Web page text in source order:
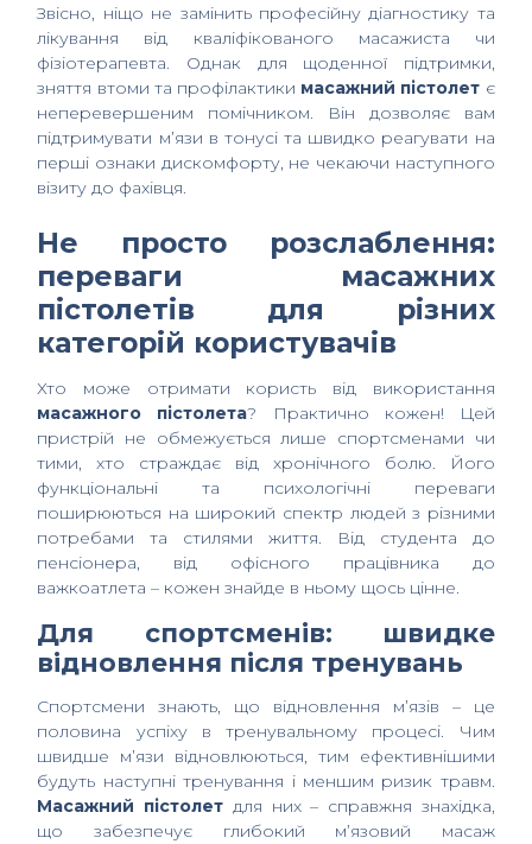
Звісно, ніщо не замінить професійну діагностику та
лікування від кваліфікованого масажиста чи
фізіотерапевта. Однак для щоденної підтримки,
зняття втоми та профілактики масажний пістолет є
неперевершеним помічником. Він дозволяє вам
підтримувати м’язи в тонусі та швидко реагувати на
перші ознаки дискомфорту, не чекаючи наступного
візиту до фахівця.
Не просто розслаблення:
переваги масажних
пістолетів для різних
категорій користувачів
Хто може отримати користь від використання
масажного пістолета? Практично кожен! Цей
пристрій не обмежується лише спортсменами чи
тими, хто страждає від хронічного болю. Його
функціональні та психологічні переваги
поширюються на широкий спектр людей з різними
потребами та стилями життя. Від студента до
пенсіонера, від офісного працівника до
важкоатлета – кожен знайде в ньому щось цінне.
Для спортсменів: швидке
відновлення після тренувань
Спортсмени знають, що відновлення м’язів – це
половина успіху в тренувальному процесі. Чим
швидше м’язи відновлюються, тим ефективнішими
будуть наступні тренування і меншим ризик травм.
Масажний пістолет для них – справжня знахідка,
що забезпечує глибокий м’язовий масаж